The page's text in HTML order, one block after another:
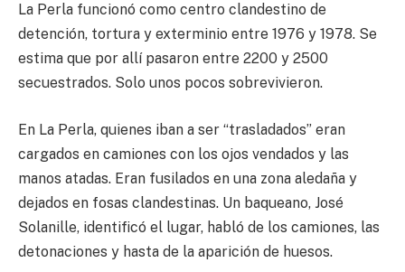
La Perla funcionó como centro clandestino de
detención, tortura y exterminio entre 1976 y 1978. Se
estima que por allí pasaron entre 2200 y 2500
secuestrados. Solo unos pocos sobrevivieron.
En La Perla, quienes iban a ser “trasladados” eran
cargados en camiones con los ojos vendados y las
manos atadas. Eran fusilados en una zona aledaña y
dejados en fosas clandestinas. Un baqueano, José
Solanille, identificó el lugar, habló de los camiones, las
detonaciones y hasta de la aparición de huesos.